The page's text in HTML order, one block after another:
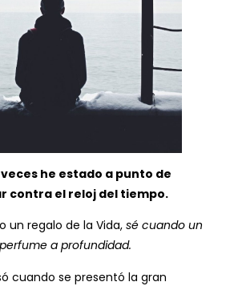
he estado a punto de
contra el reloj del tiempo.
un regalo de la Vida, sé cuando un
a profundidad.
cuando se presentó la gran